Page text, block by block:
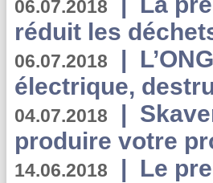
06.07.2018
réduit les
06.07.2018 |
électrique,
04.07.2018 |
produire votre
14.06.2018 | Le